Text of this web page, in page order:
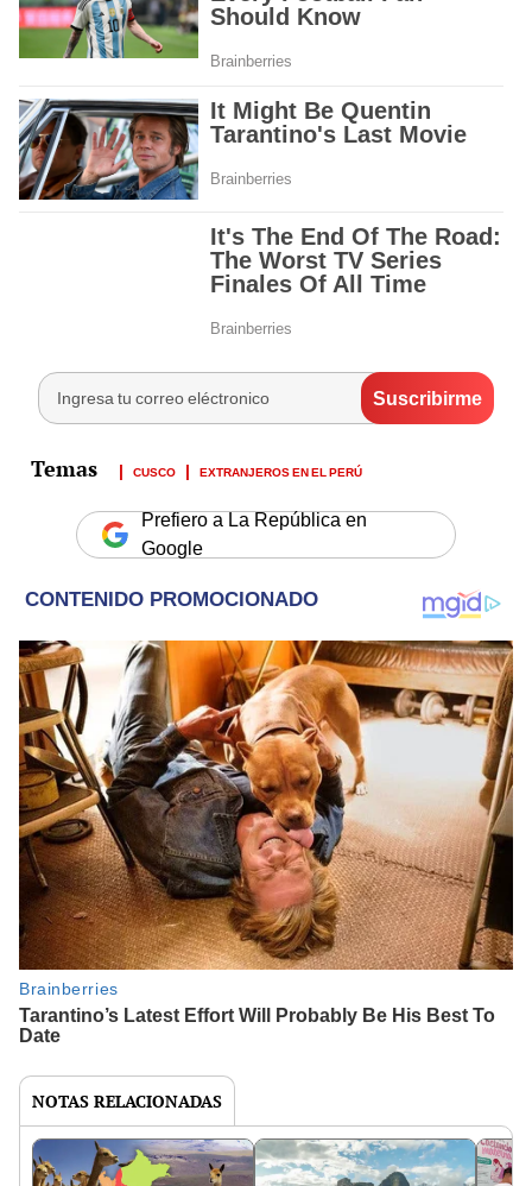
CUSCO EXTRANJEROS EN EL PERÚ
Prefiero a La República en
Google
NOTAS RELACIONADAS